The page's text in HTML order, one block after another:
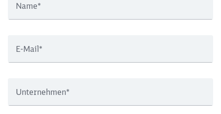
Name*
E-Mail*
Unternehmen*